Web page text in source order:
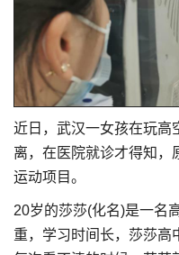
近日，武汉一女孩在玩高
离，在医院就诊才得知，
运动项目。
20岁的莎莎(化名)是一名
重，学习时间长，莎莎高